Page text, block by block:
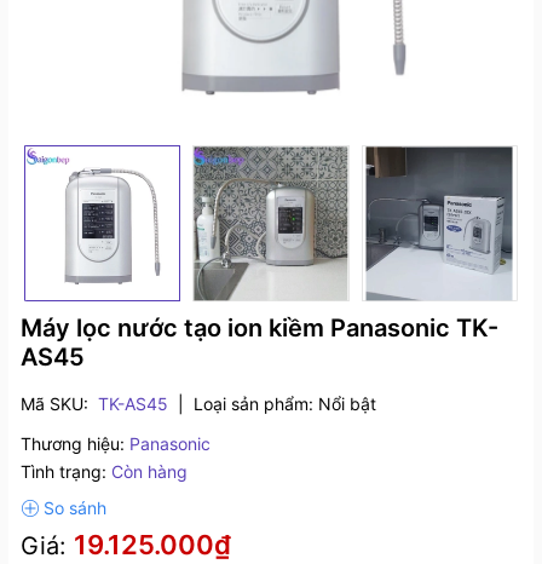
Máy lọc nước tạo ion kiềm Panasonic TK-
AS45
Mã SKU: TK-AS45 Loại sản phẩm: Nổi bật
Thương hiệu: Panasonic
Tình trạng: Còn hàng
Giá: 19.125.000₫